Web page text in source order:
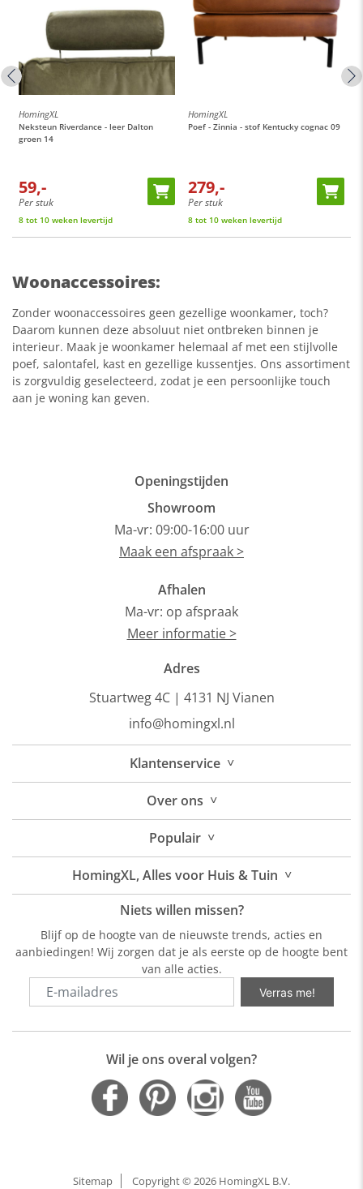
HomingXL
Neksteun Riverdance - leer Dalton
groen 14
59,-
Per stuk
8 tot 10 weken levertijd
HomingXL
Poef - Zinnia - stof Kentucky cognac 09
279,-
Per stuk
8 tot 10 weken levertijd
Woonaccessoires:
Zonder woonaccessoires geen gezellige woonkamer, toch?
Daarom kunnen deze absoluut niet ontbreken binnen je
interieur. Maak je woonkamer helemaal af met een stijlvolle
poef, salontafel, kast en gezellige kussentjes. Ons assortiment
is zorgvuldig geselecteerd, zodat je een persoonlijke touch
aan je woning kan geven.
Openingstijden
Showroom
Ma-vr: 09:00-16:00 uur
Maak een afspraak >
Afhalen
Ma-vr: op afspraak
Meer informatie >
Adres
Stuartweg 4C | 4131 NJ Vianen
info@homingxl.nl
Klantenservice ˅
Overons ˅
Populair ˅
HomingXL, Alles voor Huis & Tuin ˅
Niets willen missen?
Blijf op de hoogte van de nieuwste trends, acties en
aanbiedingen! Wij zorgen dat je als eerste op de hoogte bent
van alle acties.
Verras me!
Wil je ons overal volgen?
Sitemap Copyright © 2026 HomingXL B.V.